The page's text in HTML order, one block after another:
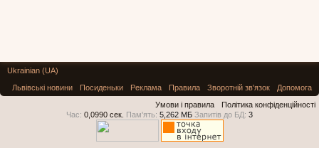
Ukrainian (UA)
Львівські новини
Посиденьки Реклама Правила Зворотній зв'язок
Допомога
Умови і правила
Політика конфіденційності
Час: 0,0990 сек. Пам'ять: 5,262 МБ Запитів до БД: 3